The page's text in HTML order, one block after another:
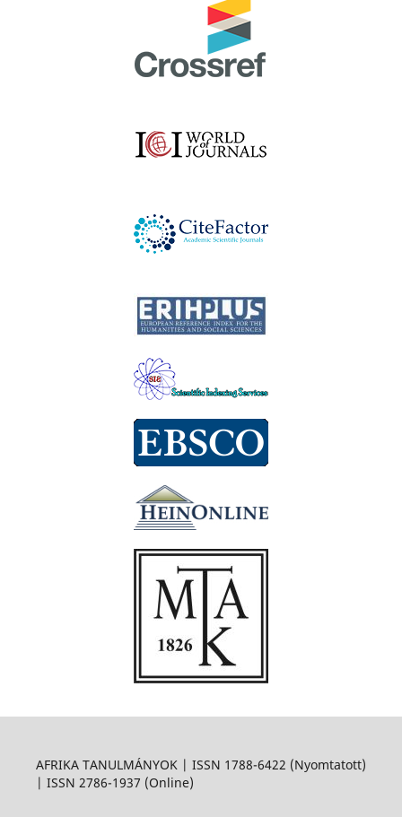
AFRIKA TANULMÁNYOK | ISSN 1788-6422 (Nyomtatott)
| ISSN 2786-1937 (Online)